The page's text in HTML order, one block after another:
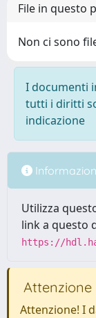
File in questo
Non ci sono
I documenti
tutti i diritti
indicazione
Utilizza
link a questo
https://
Attenzione
Attenzione! I